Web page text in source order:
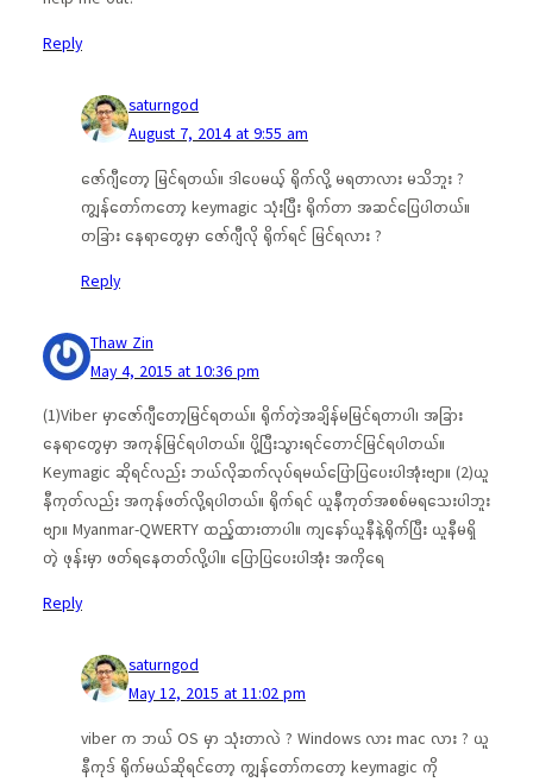
Reply
saturngod
August 7, 2014 at 9:55 am
ဇော်ဂျီတော့ မြင်ရတယ်။ ဒါပေမယ့် ရိုက်လို့ မရတာလား မသိဘူး ?
ကျွန်တော်ကတော့ keymagic သုံးပြီး ရိုက်တာ အဆင်ပြေပါတယ်။
တခြား နေရာတွေမှာ ဇော်ဂျီလို ရိုက်ရင် မြင်ရလား ?
Reply
Thaw Zin
May 4, 2015 at 10:36 pm
(1)Viber မှာဇော်ဂျီတော့မြင်ရတယ်။ ရိုက်တဲ့အချိန်မမြင်ရတာပါ၊ အခြား
နေရာတွေမှာ အကုန်မြင်ရပါတယ်။ ပို့ပြီးသွားရင်တောင်မြင်ရပါတယ်။
Keymagic ဆိုရင်လည်း ဘယ်လိုဆက်လုပ်ရမယ်ပြောပြပေးပါအုံးဗျာ။ (2)ယူ
နီကုတ်လည်း အကုန်ဖတ်လို့ရပါတယ်။ ရိုက်ရင် ယူနီကုတ်အစစ်မရသေးပါဘူး
ဗျာ။ Myanmar-QWERTY ထည့်ထားတာပါ။ ကျနော်ယူနီနဲ့ရိုက်ပြီး ယူနီမရှိ
တဲ့ ဖုန်းမှာ ဖတ်ရနေတတ်လို့ပါ။ ပြောပြပေးပါအုံး အကိုရေ
Reply
saturngod
May 12, 2015 at 11:02 pm
viber က ဘယ် OS မှာ သုံးတာလဲ ? Windows လား mac လား ? ယူ
နီကုဒ် ရိုက်မယ်ဆိုရင်တော့ ကျွန်တော်ကတော့ keymagic ကို